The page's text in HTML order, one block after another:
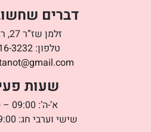
דברים
זלמן שז”ר 27, ראשל”צ
טלפון: 3232
שעות
א’-ה’: 09:00 – 20:00
שישי וערבי חג: 09:00 – 14:00